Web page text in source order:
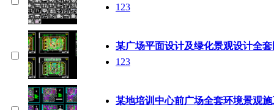
123
某广场平面设计及绿化景观设计全套
123
某地培训中心前广场全套环境景观